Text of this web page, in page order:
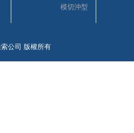
模切沖型
© 2026 迪索公司 版